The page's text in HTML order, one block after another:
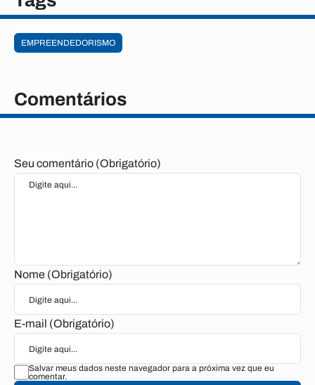
EMPREENDEDORISMO
Comentários
Seu comentário (Obrigatório)
Nome (Obrigatório)
E-mail (Obrigatório)
Salvar meus dados neste navegador para a próxima vez que eu
comentar.